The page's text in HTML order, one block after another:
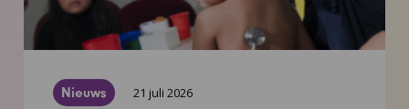
Nieuws 21 juli 2026